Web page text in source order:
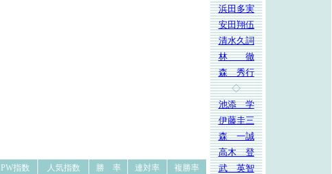
PW指数 人気指数 勝 率 連対率
複勝率
浜田多実
安田翔伍
清水久詞
林 徹
森 秀行
◇
池添 学
伊藤圭三
森 一誠
高木 登
武 英智